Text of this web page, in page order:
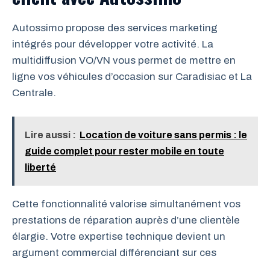
Autossimo propose des services marketing
intégrés pour développer votre activité. La
multidiffusion VO/VN vous permet de mettre en
ligne vos véhicules d’occasion sur Caradisiac et La
Centrale.
Lire aussi : Location de voiture sans permis : le
guide complet pour rester mobile en toute
liberté
Cette fonctionnalité valorise simultanément vos
prestations de réparation auprès d’une clientèle
élargie. Votre expertise technique devient un
argument commercial différenciant sur ces